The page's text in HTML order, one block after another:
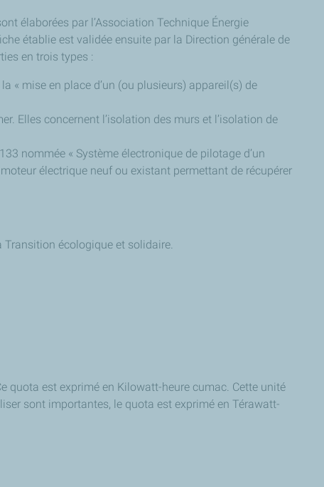
élaborées par l’Association Technique Énergie
établie est validée ensuite par la Direction générale de
en trois types :
« mise en place d’un (ou plusieurs) appareil(s) de
Elles concernent l’isolation des murs et l’isolation de
nommée « Système électronique de pilotage d’un
électrique neuf ou existant permettant de récupérer
écologique et solidaire.
quota est exprimé en Kilowatt-heure cumac. Cette unité
sont importantes, le quota est exprimé en Térawatt-